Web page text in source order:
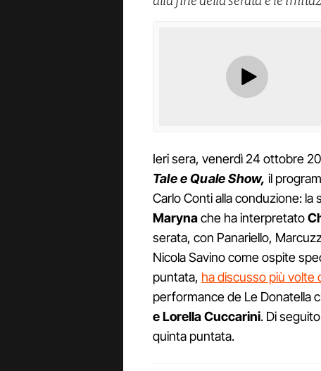
Ieri sera, venerdì 24 ottobre
Tale e Quale Show,il
Carlo Conti alla conduzione: la
Marynache ha interpretato
serata, con Panariello,
Nicola Savino come ospite
puntata, ha discusso più volte
performance de Le Donatella
e Lorella Cuccarini. Di
quinta puntata.